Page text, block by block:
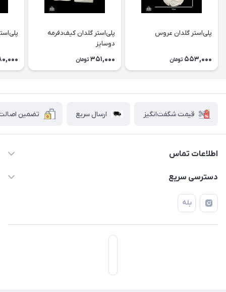
پلی‌استر گلدان عروس
553,000 تومان
پلی‌استر گلدان كيف‌دفرمه
دوسايز
351,000 تومان
قیمت شگفت‌انگیز ارسال سریع تضمین اصالت
اطلاعات تماس
۰۲۱۷۷۰۶۰۰۲۸ ـ ۰۹۱۹۰۰۲۸۲۴۷
فروشگاه آبتین
دسترسی سریع
حساب کاربری
بله